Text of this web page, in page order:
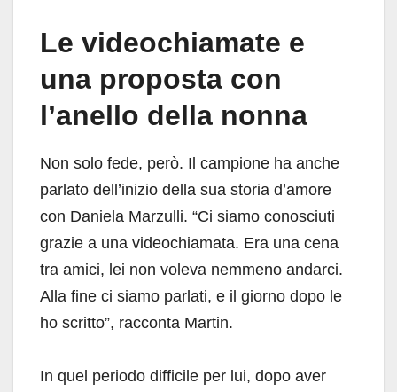
Le videochiamate e
una proposta con
l’anello della nonna
Non solo fede, però. Il campione ha anche
parlato dell’inizio della sua storia d’amore
con Daniela Marzulli. “Ci siamo conosciuti
grazie a una videochiamata. Era una cena
tra amici, lei non voleva nemmeno andarci.
Alla fine ci siamo parlati, e il giorno dopo le
ho scritto”, racconta Martin.
In quel periodo difficile per lui, dopo aver